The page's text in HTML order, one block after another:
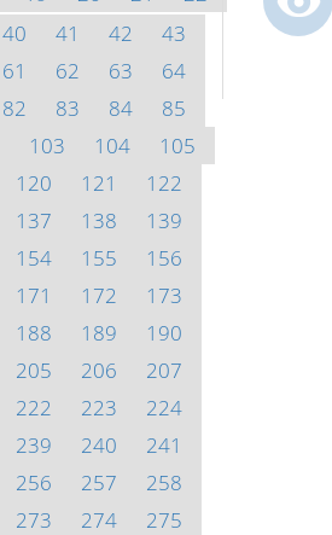
40 41 42
43
61 62 63
64
82 83 84
85
103 104
105
120 121
122
137 138
139
154 155
156
171 172
173
188 189
190
205 206
207
222 223
224
239 240
241
256 257
258
273 274 275